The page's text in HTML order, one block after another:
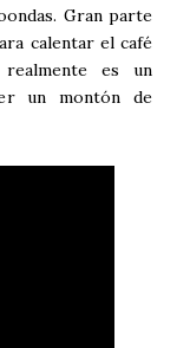
Gran parte
calentar el café
es un
un montón de